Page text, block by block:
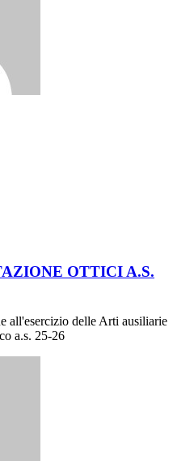
OTTICI A.S.
all'esercizio delle Arti ausiliarie
a.s. 25-26